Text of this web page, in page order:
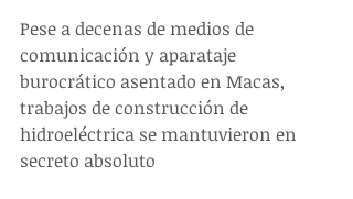
Pese a decenas de medios de
comunicación y aparataje
burocrático asentado en Macas,
trabajos de construcción de
hidroeléctrica se mantuvieron en
secreto absoluto